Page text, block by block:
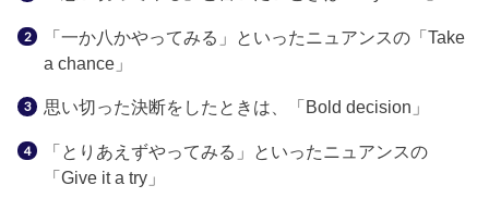
「一か八かやってみる」といったニュアンスの「Take
a chance」
思い切った決断をしたときは、「Bold decision」
「とりあえずやってみる」といったニュアンスの
「Give it a try」